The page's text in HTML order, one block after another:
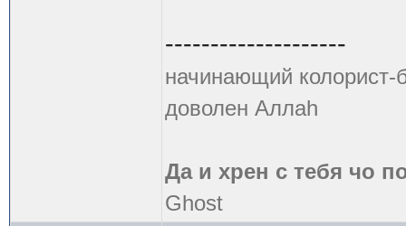
--------------------
начинающий колорист-
доволен Аллаh
Да и хрен с тебя чо
Ghost